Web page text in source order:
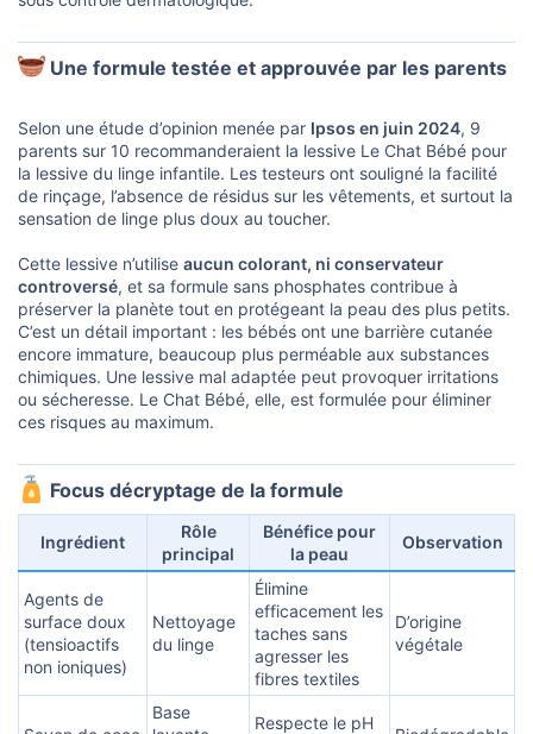
Une formule testée et approuvée par les parents​
Selon une étude d’opinion menée par Ipsos en juin 2024, 9
parents sur 10 recommanderaient la lessive Le Chat Bébé pour
la lessive du linge infantile. Les testeurs ont souligné la facilité
de rinçage, l’absence de résidus sur les vêtements, et surtout la
sensation de linge plus doux au toucher.
Cette lessive n’utilise aucun colorant, ni conservateur
controversé, et sa formule sans phosphates contribue à
préserver la planète tout en protégeant la peau des plus petits.
C’est un détail important : les bébés ont une barrière cutanée
encore immature, beaucoup plus perméable aux substances
chimiques. Une lessive mal adaptée peut provoquer irritations
ou sécheresse. Le Chat Bébé, elle, est formulée pour éliminer
ces risques au maximum.
Focus décryptage de la formule​
Ingrédient
Rôle
principal
Bénéfice pour
la peau
Observation
Agents de
surface doux
(tensioactifs
non ioniques)
Nettoyage
du linge
Élimine
efficacement les
taches sans
agresser les
fibres textiles
D’origine
végétale
Base
Respecte le pH